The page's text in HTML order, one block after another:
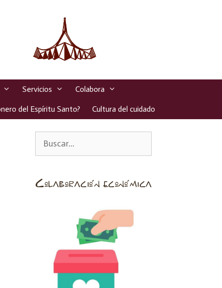
Servicios Colabora
del Espíritu Santo? Cultura del cuidado
Colaboración económica